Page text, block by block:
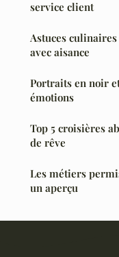
service client
Astuces
avec aisance
Portraits en noir
émotions
Top 5 croisières
de rêve
Les métiers
un aperçu